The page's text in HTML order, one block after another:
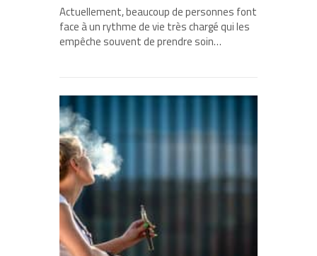
Actuellement, beaucoup de personnes font
face à un rythme de vie très chargé qui les
empêche souvent de prendre soin…